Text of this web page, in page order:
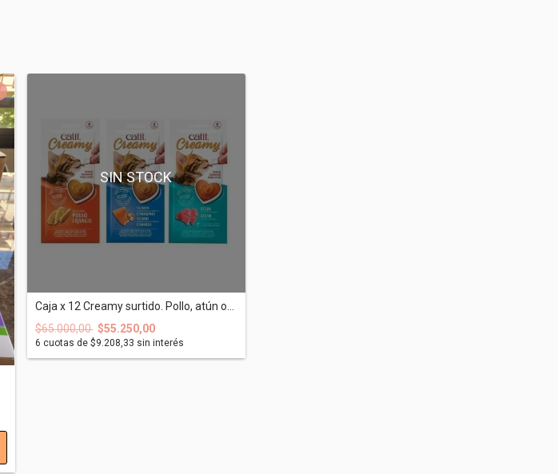
SIN STOCK
Caja x 12 Creamy surtido. Pollo, atún o...
$65.000,00 $55.250,00
6 cuotas de $9.208,33 sin interés